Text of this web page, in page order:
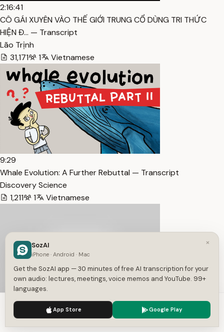
2:16:41
CÔ GÁI XUYÊN VÀO THẾ GIỚI TRUNG CỔ DÙNG TRI THỨC
HIỆN Đ… — Transcript
Lão Trịnh
31,171
1 Vietnamese
9:29
Whale Evolution: A Further Rebuttal — Transcript
Discovery Science
1,211
1 Vietnamese
We use cookies to enhance your experience.
×
SozAI
iPhone · Android · Mac
Get the SozAI app — 30 minutes of free AI transcription for your
own audio: lectures, meetings, voice memos and YouTube. 99+
languages.
App Store Google Play